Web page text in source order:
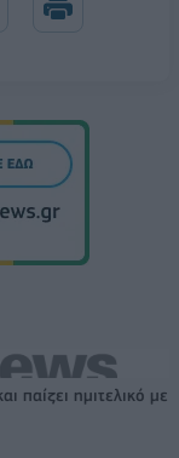
παίζει ημιτελικό με